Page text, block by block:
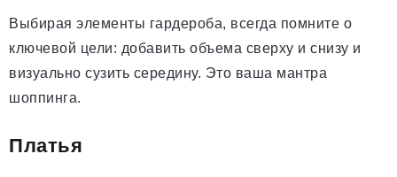
Выбирая элементы гардероба, всегда помните о
ключевой цели: добавить объема сверху и снизу и
визуально сузить середину. Это ваша мантра
шоппинга.
Платья